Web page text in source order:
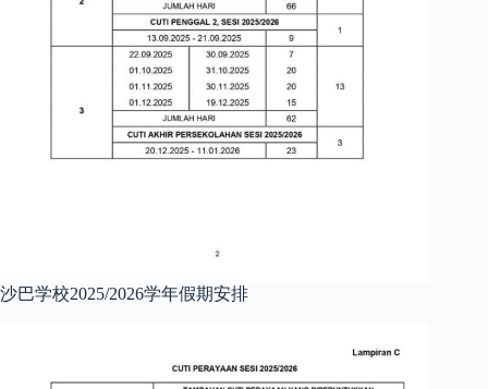
沙巴学校2025/2026学年假期安排